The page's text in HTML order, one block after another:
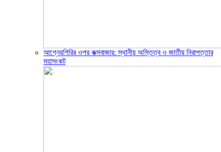
আগ্নেয়গিরির ওপর কক্সবাজার: স্থানীয় অস্তিত্ব ও জাতীয় নিরাপত্তার
মহাসংকট